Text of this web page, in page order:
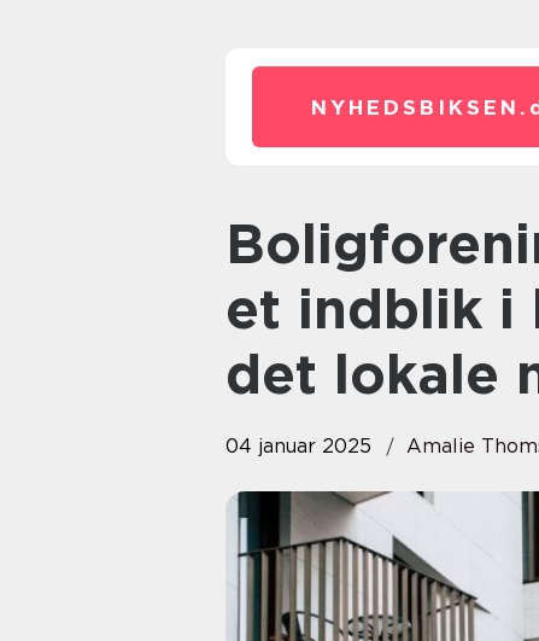
NYHEDSBIKSEN.
Boligforeninger i nørresundby:
et indblik i
det lokale
04 januar 2025 Amalie